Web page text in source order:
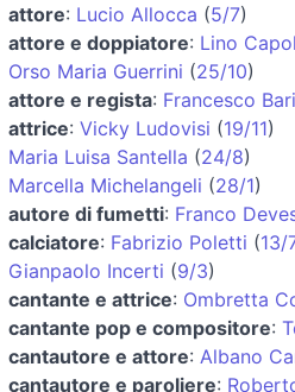
attore: Lucio Allocca (5/7)
attore e doppiatore: Lino
Orso Maria Guerrini (25/10)
attore e regista: Francesco
attrice: Vicky Ludovisi (19/11)
Maria Luisa Santella (24/8)
Marcella Michelangeli (28/1)
autore di fumetti: Franco
calciatore: Fabrizio Poletti (13/
Gianpaolo Incerti (9/3)
cantante e attrice: Ombretta
cantante pop e compositore:
cantautore e attore: Albano
cantautore e paroliere: